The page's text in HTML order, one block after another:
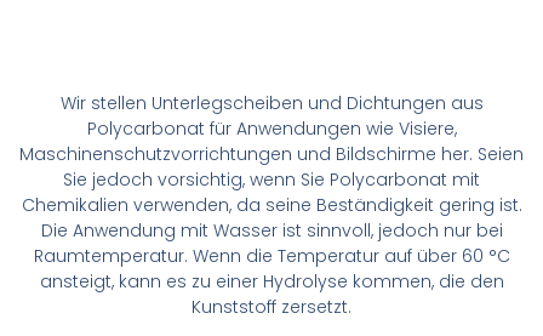
›
LEDERSIEGEL ›
GUMMIDICHTUNGEN
Wir stellen Unterlegscheiben und Dichtungen aus
Polycarbonat für Anwendungen wie Visiere,
Maschinenschutzvorrichtungen und Bildschirme her. Seien
Sie jedoch vorsichtig, wenn Sie Polycarbonat mit
Chemikalien verwenden, da seine Beständigkeit gering ist.
Die Anwendung mit Wasser ist sinnvoll, jedoch nur bei
Raumtemperatur. Wenn die Temperatur auf über 60 °C
ansteigt, kann es zu einer Hydrolyse kommen, die den
Kunststoff zersetzt.